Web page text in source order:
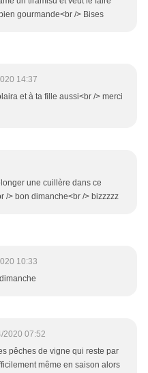
gourmande<br /> Bises
14:37
et à ta fille aussi<br /> merci
une cuillère dans ce
/> bon dimanche<br /> bizzzzz
10:33
2020 07:52
pêches de vigne qui reste par
même en saison alors